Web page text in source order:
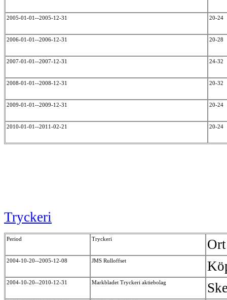
2005-01-01--2005-12-31 20-24
2006-01-01--2006-12-31 20-28
2007-01-01--2007-12-31 24-32
2008-01-01--2008-12-31 20-32
2009-01-01--2009-12-31 20-24
2010-01-01--2011-02-21 20-24
Tryckeri
Period Tryckeri Ort
2004-10-20--2005-12-08 JMS Rulloffset
2004-10-20--2010-12-31 Markbladet Tryckeri aktiebolag